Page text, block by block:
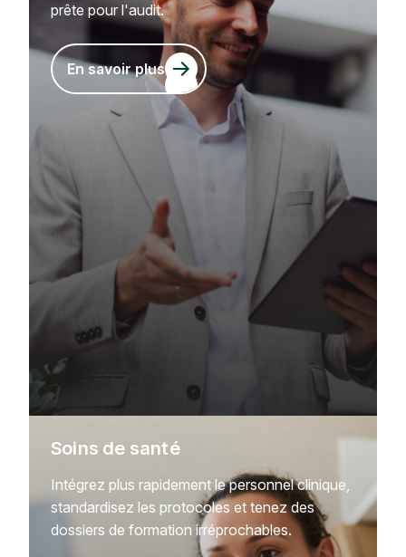
prête pour l'audit.
En savoir plus
Soins de santé
Intégrez plus rapidement le personnel clinique,
standardisez les protocoles et tenez des
dossiers de formation irréprochables.